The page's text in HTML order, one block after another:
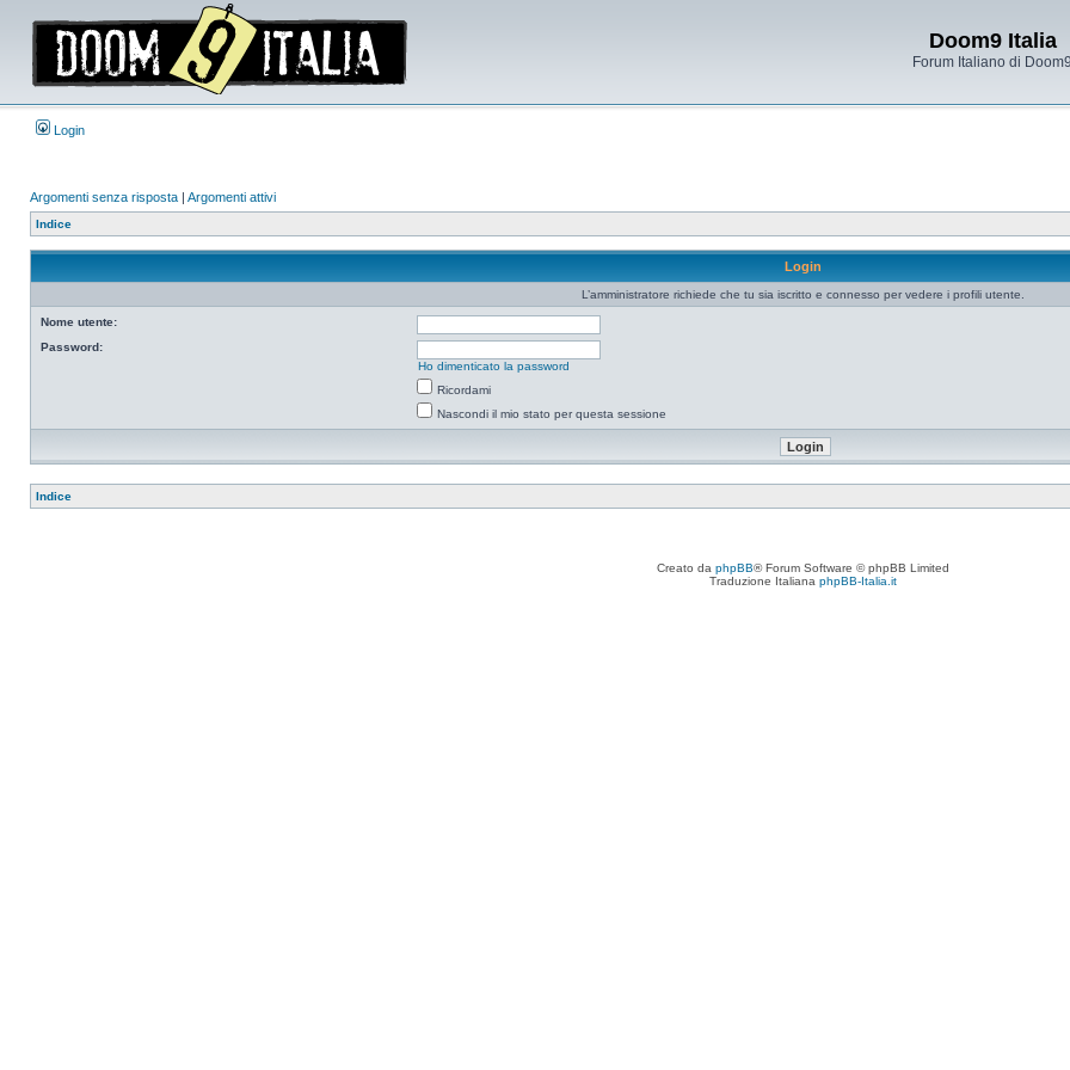
Doom9 Italia
Forum Italiano di Doom9
Login
Argomenti senza risposta | Argomenti attivi
Indice
Login
L’amministratore richiede che tu sia iscritto e connesso per vedere i profili utente.
Nome utente:
Password:
Ho dimenticato la password
Ricordami
Nascondi il mio stato per questa sessione
Indice
Creato da phpBB® Forum Software © phpBB Limited
Traduzione Italiana phpBB-Italia.it